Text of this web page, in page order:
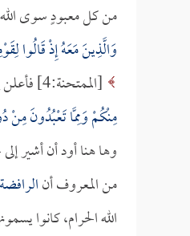
من كل معبودٍ سوى الله
وَالَّذِينَ مَعَهُ إِذْ قَالُوا
[الممتحنة:4] فأعلن إبراهيم -أبو الحنفاء وإمام الموحدين- أعلن البراءة من المشركين قبل أن يعلن البراءة من معبوداتهم
مِنْكُمْ وَمِمَّا تَعْبُدُونَ مِنْ
وها هنا أود أن أشير
من المعروف أنالرافضة
الله الحرام، كانوا